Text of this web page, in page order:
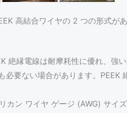
高結合ワイヤの 2 つの形式が
絶縁電線は耐摩耗性に優れ、強
要ない場合があります。PEEK
ン ワイヤ ゲージ (AWG) サイ